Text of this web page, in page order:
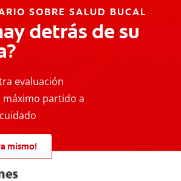
SOBRE SALUD BUCAL
detrás de su
evaluación
máximo partido a
mismo!